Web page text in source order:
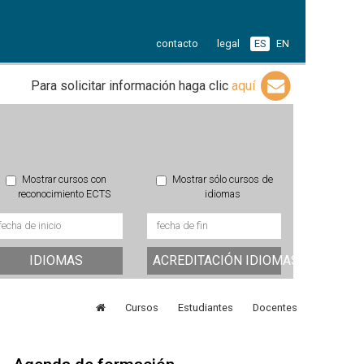
contacto legal ES EN
Para solicitar información haga clicaquí
Mostrar cursos con
reconocimiento ECTS
Mostrar sólo cursos de
idiomas
IDIOMAS ACREDITACIÓN IDIOMAS
Cursos Estudiantes Docentes